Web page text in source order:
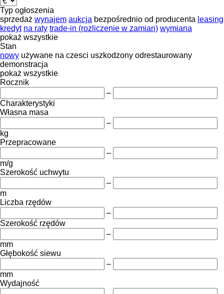
Typ ogłoszenia
sprzedaż wynajem aukcja bezpośrednio od producenta leasing
kredyt na raty trade-in (rozliczenie w zamian) wymiana
pokaż wszystkie
Stan
nowy używane na czesci uszkodzony odrestaurowany
demonstracja
pokaż wszystkie
Rocznik
–
Charakterystyki
Własna masa
–
kg
Przepracowane
–
m/g
Szerokość uchwytu
–
m
Liczba rzędów
–
Szerokość rzędów
–
mm
Głębokość siewu
–
mm
Wydajność